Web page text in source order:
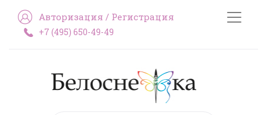
Авторизация / Регистрация
+7 (495) 650-49-49